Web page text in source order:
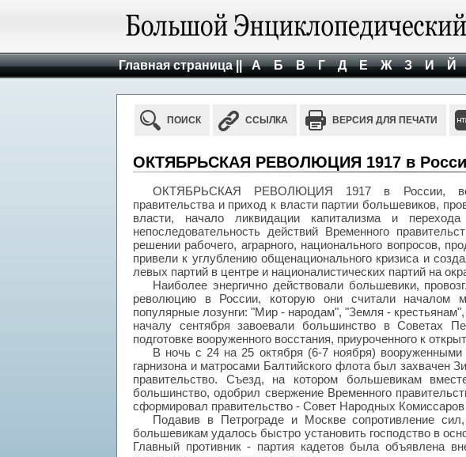
Главная страница || А Б В Г Д Е Ж З И Й
ПОИСК ССЫЛКА ВЕРСИЯ ДЛЯ ПЕЧАТИ
ОКТЯБРЬСКАЯ РЕВОЛЮЦИЯ 1917 в
ОКТЯБРЬСКАЯ РЕВОЛЮЦИЯ 1917 в России,
правительства и приход к власти партии большевиков,
власти, начало ликвидации капитализма и
непоследовательность действий Временного
решении рабочего, аграрного, национального вопросов,
привели к углублению общенационального кризиса и
левых партий в центре и националистических партий на
Наиболее энергично действовали большевики,
революцию в России, которую они считали началом
популярные лозунги: "Мир - народам", "Земля -
началу сентября завоевали большинство в Советах
подготовке вооруженного восстания, приуроченного к
В ночь с 24 на 25 октября (6-7 ноября) вооруженными
гарнизона и матросами Балтийского флота был захвачен
правительство. Съезд, на котором большевикам
большинство, одобрил свержение Временного
сформировал правительство - Совет Народных
Подавив в Петрограде и Москве сопротивление
большевикам удалось быстро установить господство в
Главный противник - партия кадетов была объявлена